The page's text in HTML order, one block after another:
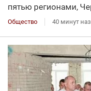
пятью регионами,
Общество 40 минут